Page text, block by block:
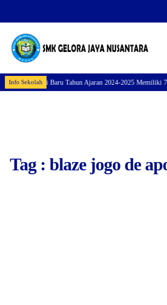
Info Sekolah
Siswa/i Baru Tahun Ajaran 2024-2025 Memiliki 7
Tag : blaze jogo de